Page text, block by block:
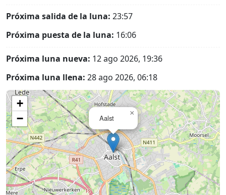
Próxima salida de la luna: 23:57
Próxima puesta de la luna: 16:06
Próxima luna nueva: 12 ago 2026, 19:36
Próxima luna llena: 28 ago 2026, 06:18
Aalst
×
+
−